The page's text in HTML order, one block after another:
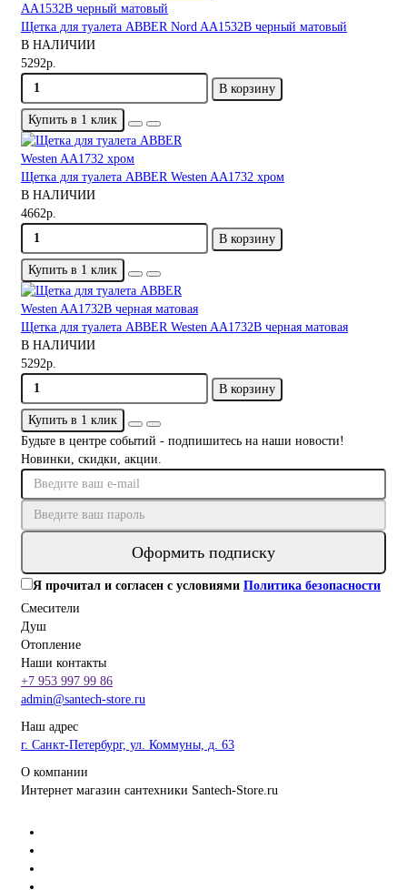
Щетка для туалета ABBER Nord AA1532B черный матовый
В НАЛИЧИИ
5292р.
В корзину
Купить в 1 клик
Щетка для туалета ABBER Westen AA1732 хром
В НАЛИЧИИ
4662р.
В корзину
Купить в 1 клик
Щетка для туалета ABBER Westen AA1732B черная матовая
В НАЛИЧИИ
5292р.
В корзину
Купить в 1 клик
Будьте в центре событий - подпишитесь на наши новости!
Новинки, скидки, акции.
Оформить подписку
Я прочитал и согласен с условиями Политика безопасности
Смесители
Душ
Отопление
Наши контакты
+7 953 997 99 86
admin@santech-store.ru
Наш адрес
г. Санкт-Петербург, ул. Коммуны, д. 63
О компании
Интернет магазин сантехники Santech-Store.ru